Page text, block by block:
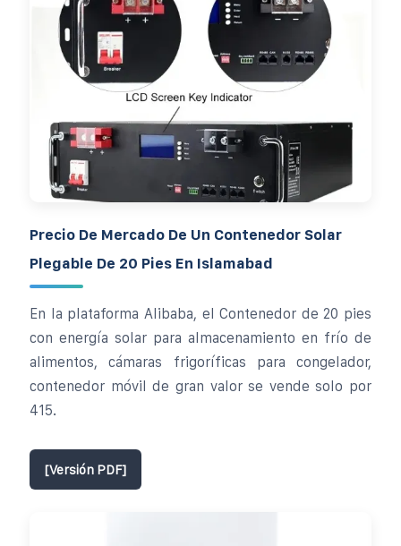
Precio De Mercado De Un Contenedor Solar
Plegable De 20 Pies En Islamabad
En la plataforma Alibaba, el Contenedor de 20 pies
con energía solar para almacenamiento en frío de
alimentos, cámaras frigoríficas para congelador,
contenedor móvil de gran valor se vende solo por
415.
[Versión PDF]